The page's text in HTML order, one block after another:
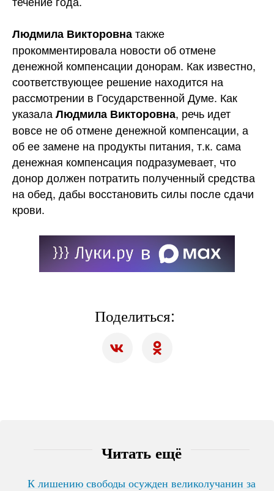
Людмила Викторовнатакже
прокомментировала новости об отмене
денежной компенсации донорам. Как известно,
соответствующее решение находится на
рассмотрении в Государственной Думе. Как
указалаЛюдмила Викторовна, речь идет
вовсе не об отмене денежной компенсации, а
об ее замене на продукты питания, т.к. сама
денежная компенсация подразумевает, что
донор должен потратить полученный средства
на обед, дабы восстановить силы после сдачи
крови.
Поделиться:
Читать ещё
К лишению свободы осужден великолучанин за